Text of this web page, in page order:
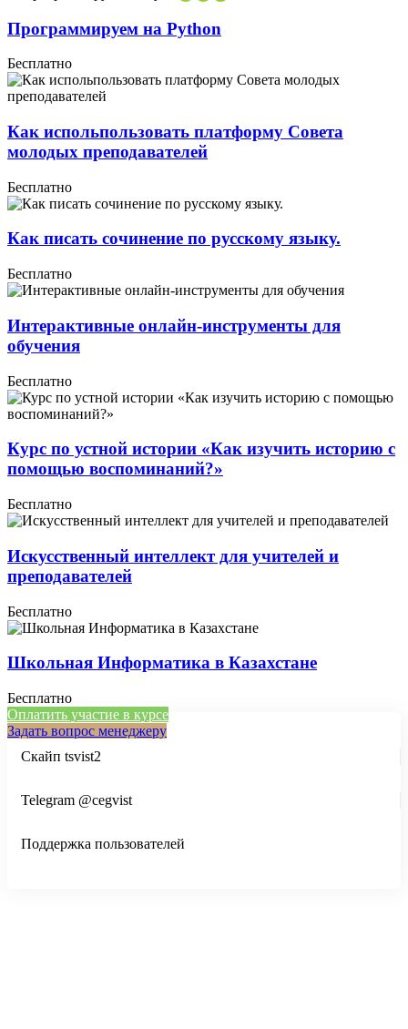
Программируем на Python
Бесплатно
Как испольпользовать платформу Совета
молодых преподавателей
Бесплатно
Как писать сочинение по русскому языку.
Бесплатно
Интерактивные онлайн-инструменты для
обучения
Бесплатно
Курс по устной истории «Как изучить историю с
помощью воспоминаний?»
Бесплатно
Искусственный интеллект для учителей и
преподавателей
Бесплатно
Школьная Информатика в Казахстане
Бесплатно
Оплатить участие в курсе
Задать вопрос менеджеру
Скайп tsvist2
Telegram @cegvist
Поддержка пользователей